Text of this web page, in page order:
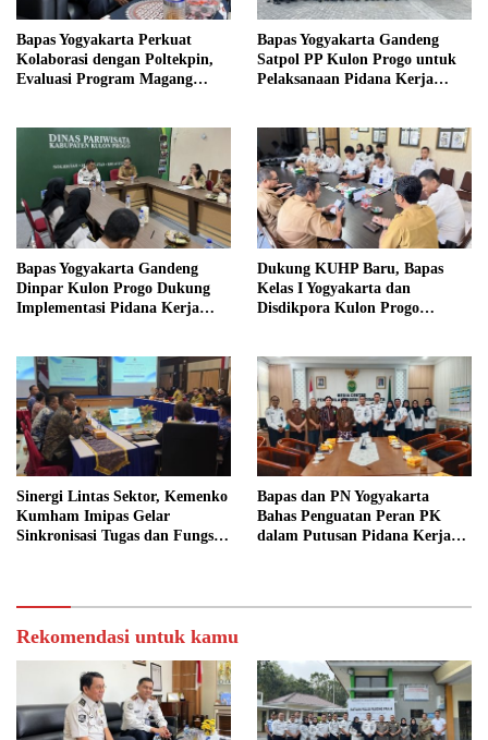
Bapas Yogyakarta Perkuat
Kolaborasi dengan Poltekpin,
Evaluasi Program Magang
Bapas Yogyakarta Gandeng
Satpol PP Kulon Progo untuk
Pelaksanaan Pidana Kerja
Bapas Yogyakarta Gandeng
Dinpar Kulon Progo Dukung
Implementasi Pidana Kerja
Dukung KUHP Baru, Bapas
Kelas I Yogyakarta dan
Disdikpora Kulon Progo
Sinergi Lintas Sektor, Kemenko
Kumham Imipas Gelar
Sinkronisasi Tugas dan Fungsi
Bapas dan PN Yogyakarta
Bahas Penguatan Peran PK
dalam Putusan Pidana Kerja
Rekomendasi untuk kamu